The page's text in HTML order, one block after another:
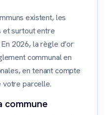
existent, les
surtout entre
2026, la règle d’or
communal en
en tenant compte
votre parcelle.
commune